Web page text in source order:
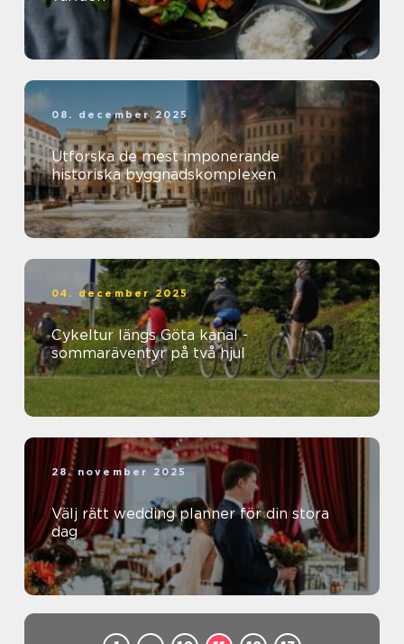
08. december 2025
Utforska de mest imponerande
historiska byggnadskomplexen
04. december 2025
Cykeltur längs Göta kanal -
sommaräventyr på två hjul
28. november 2025
Välj rätt wedding planner för din stora
dag